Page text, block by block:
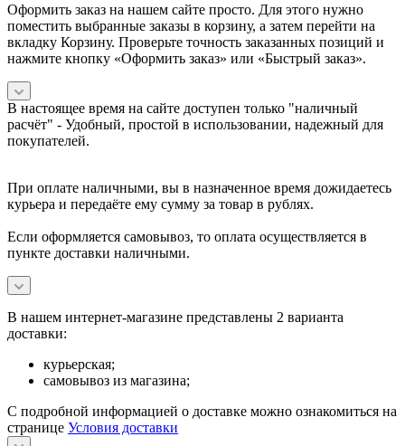
Оформить заказ на нашем сайте просто. Для этого нужно
поместить выбранные заказы в корзину, а затем перейти на
вкладку Корзину. Проверьте точность заказанных позиций и
нажмите кнопку «Оформить заказ» или «Быстрый заказ».
В настоящее время на сайте доступен только "наличный
расчёт" - Удобный, простой в использовании, надежный для
покупателей.
При оплате наличными, вы в назначенное время дожидаетесь
курьера и передаёте ему сумму за товар в рублях.
Если оформляется самовывоз, то оплата осуществляется в
пункте доставки наличными.
В нашем интернет-магазине представлены 2 варианта
доставки:
курьерская;
самовывоз из магазина;
С подробной информацией о доставке можно ознакомиться на
странице Условия доставки